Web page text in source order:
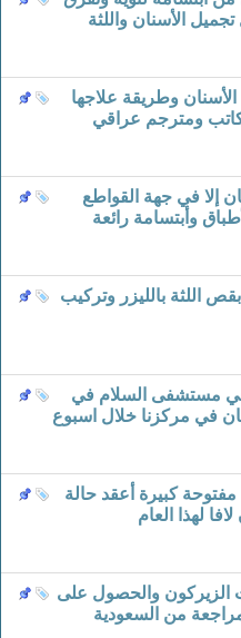
الأسنان واللثة
وطريقة علاجها
ومترجم عراقي
إلا في جهة القواطع
وأبتسامة رائعة
اللثة بالليزر وتركيب
مستشفى السلام في
في مركزنا خلال اسبوع
كبيرة أعقد حالة
لهذا العام
الزيركون والحصول على
من السعودية